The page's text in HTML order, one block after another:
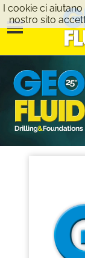
I cookie ci
nostro sito